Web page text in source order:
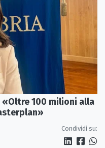
«Oltre 100 milioni alla
Condividi su: